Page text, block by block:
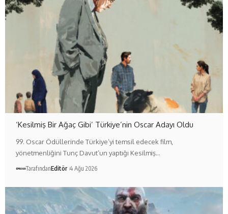
‘Kesilmiş Bir Ağaç Gibi’ Türkiye’nin Oscar Adayı Oldu
99. Oscar Ödüllerinde Türkiye’yi temsil edecek film,
yönetmenliğini Tunç Davut’un yaptığı Kesilmiş…
TarafındanEditör 4 Ağu 2026